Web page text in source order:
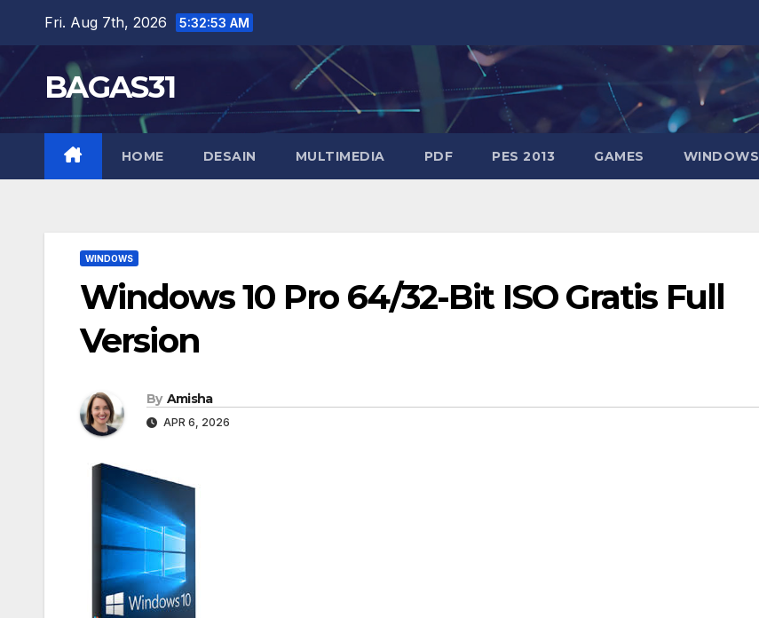
content
Fri. Aug 7th, 2026 5:32:53 AM
BAGAS31
HOME DESAIN MULTIMEDIA PDF PES 2013 GAMES WINDOWS
WINDOWS
Windows 10 Pro 64/32-Bit ISO Gratis Full
Version
By Amisha
APR 6, 2026